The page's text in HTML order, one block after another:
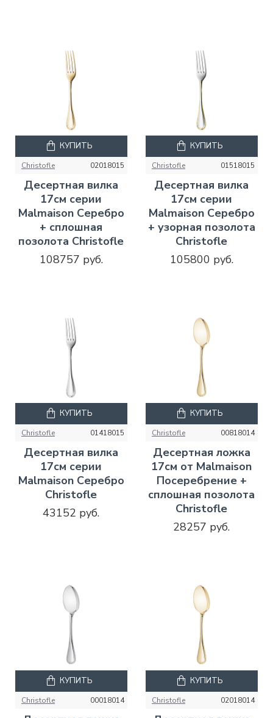
Christofle 02018015
Десертная вилка
17см серии
Malmaison Серебро
+ сплошная
позолота Christofle
108757 руб.
КУПИТЬ
Christofle 01518015
Десертная вилка
17см серии
Malmaison Серебро
+ узорная позолота
Christofle
105800 руб.
КУПИТЬ
Christofle 01418015
Десертная вилка
17см серии
Malmaison Серебро
Christofle
43152 руб.
КУПИТЬ
Christofle 00818014
Десертная ложка
17см от Malmaison
Посеребрение +
сплошная позолота
Christofle
28257 руб.
КУПИТЬ
Christofle 00018014
КУПИТЬ
Christofle 02018014
КУПИТЬ